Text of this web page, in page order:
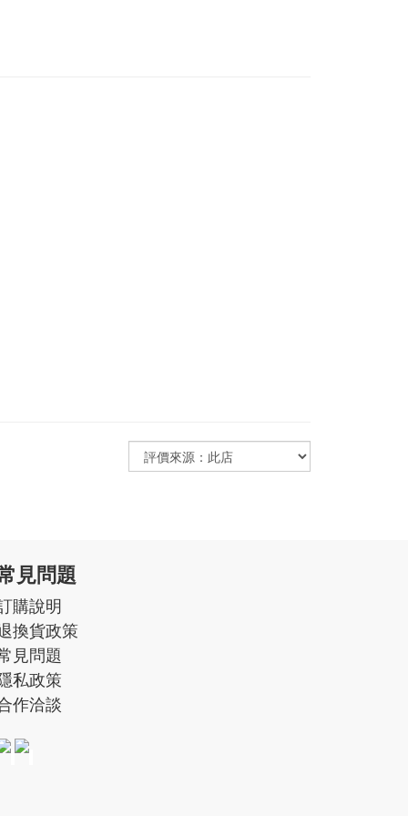
見問題
購說明
換貨政策
見問題
私政策
作洽談